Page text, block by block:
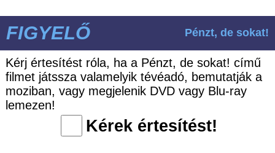
FIGYELŐ Pénzt, de sokat!
Kérj értesítést róla, ha a Pénzt, de sokat! című
filmet játssza valamelyik tévéadó, bemutatják a
moziban, vagy megjelenik DVD vagy Blu-ray
lemezen!
Kérek értesítést!